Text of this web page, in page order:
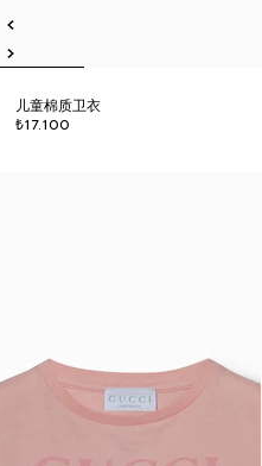
儿童棉质卫衣
₺17.100